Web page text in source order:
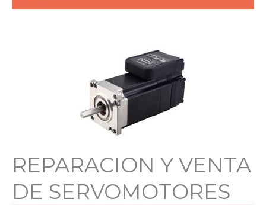
REPARACION Y VENTA
DE SERVOMOTORES